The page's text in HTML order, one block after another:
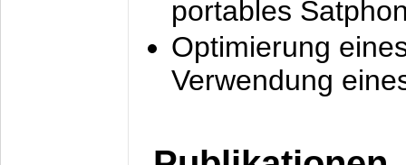
portables
Optimierung
Verwendung